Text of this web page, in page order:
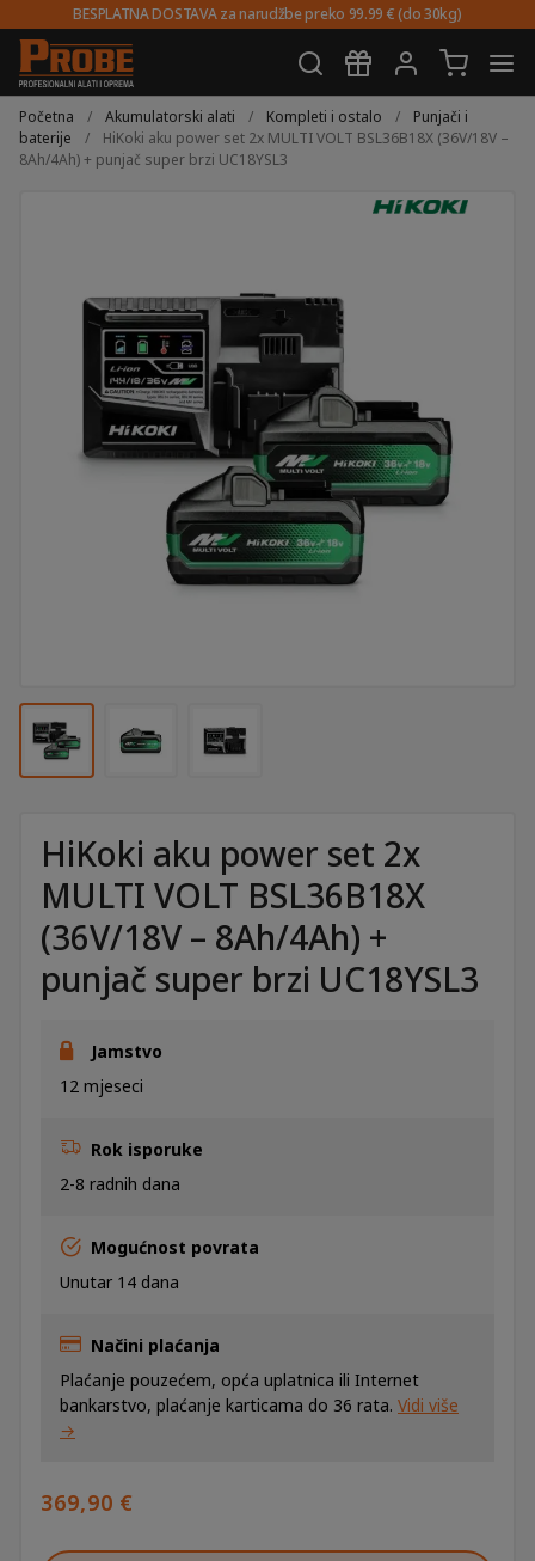
BESPLATNA DOSTAVA za narudžbe preko 99.99 € (do 30kg)
Preskoči
na
navigaciju
Skoči
do
sadržaja
Početna / Akumulatorski alati / Kompleti i ostalo /
Punjači i
baterije
/
HiKoki aku power set 2x MULTI VOLT BSL36B18X (36V/18V –
8Ah/4Ah) + punjač super brzi UC18YSL3
HiKoki aku power set 2x
MULTI VOLT BSL36B18X
(36V/18V – 8Ah/4Ah) +
punjač super brzi UC18YSL3
Jamstvo
12 mjeseci
Rok isporuke
2-8 radnih dana
Mogućnost povrata
Unutar 14 dana
Načini plaćanja
Plaćanje pouzećem, opća uplatnica ili Internet
bankarstvo, plaćanje karticama do 36 rata. Vidi više
→
369,90 €